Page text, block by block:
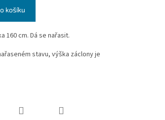
košíku
160 cm. Dá se nařasit.
stavu, výška záclony je